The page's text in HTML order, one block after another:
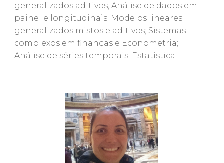
generalizados aditivos, Análise de dados em
painel e longitudinais; Modelos lineares
generalizados mistos e aditivos; Sistemas
complexos em finanças e Econometria;
Análise de séries temporais; Estatística